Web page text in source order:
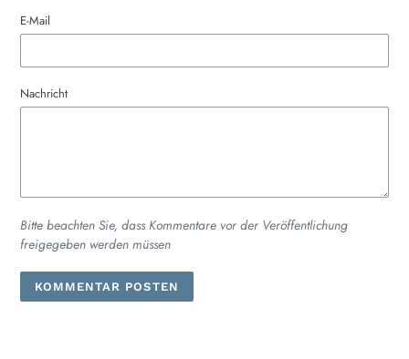
E-Mail
Nachricht
Bitte beachten Sie, dass Kommentare vor der Veröffentlichung
freigegeben werden müssen